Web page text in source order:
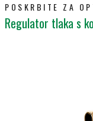
POSKRBITE ZA
Regulator tlaka s